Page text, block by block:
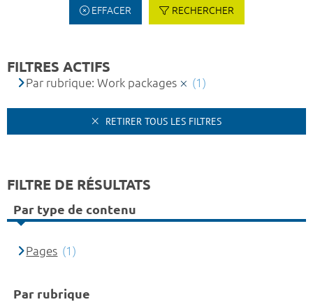
EFFACER RECHERCHER
FILTRES ACTIFS
Par rubrique: Work packages (1)
RETIRER TOUS LES FILTRES
FILTRE DE RÉSULTATS
Par type de contenu
Pages (1)
Par rubrique